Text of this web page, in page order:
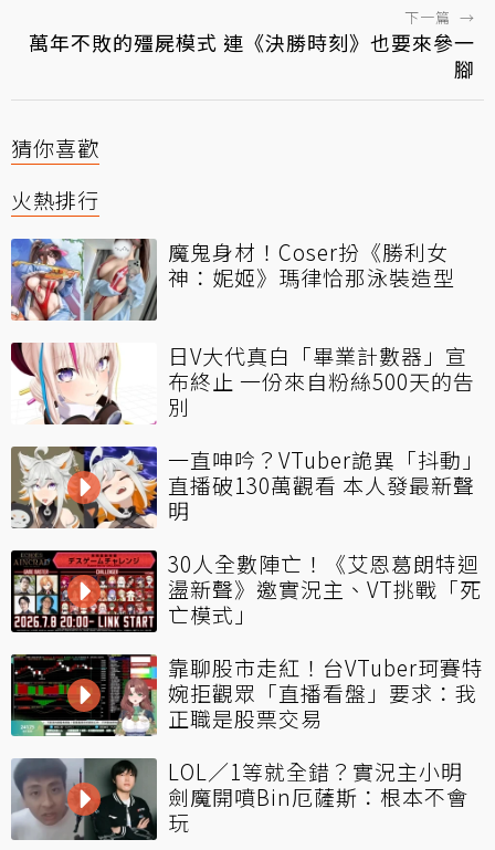
下一篇 →
萬年不敗的殭屍模式 連《決勝時刻》也要來參一
腳
猜你喜歡
火熱排行
魔鬼身材！Coser扮《勝利女
神：妮姬》瑪律恰那泳裝造型
日V大代真白「畢業計數器」宣
布終止 一份來自粉絲500天的告
別
一直呻吟？VTuber詭異「抖動」
直播破130萬觀看 本人發最新聲
明
30人全數陣亡！《艾恩葛朗特迴
盪新聲》邀實況主、VT挑戰「死
亡模式」
靠聊股市走紅！台VTuber珂賽特
婉拒觀眾「直播看盤」要求：我
正職是股票交易
LOL／1等就全錯？實況主小明
劍魔開噴Bin厄薩斯：根本不會
玩